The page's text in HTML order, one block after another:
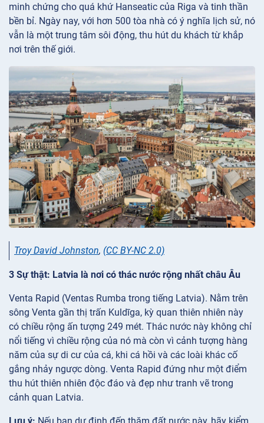
minh chứng cho quá khứ Hanseatic của Riga và tinh thần
bền bỉ. Ngày nay, với hơn 500 tòa nhà có ý nghĩa lịch sử, nó
vẫn là một trung tâm sôi động, thu hút du khách từ khắp
nơi trên thế giới.
Troy David Johnston, (CC BY-NC 2.0)
3 Sự thật: Latvia là nơi có thác nước rộng nhất châu Âu
Venta Rapid (Ventas Rumba trong tiếng Latvia). Nằm trên
sông Venta gần thị trấn Kuldīga, kỳ quan thiên nhiên này
có chiều rộng ấn tượng 249 mét. Thác nước này không chỉ
nổi tiếng vì chiều rộng của nó mà còn vì cảnh tượng hàng
năm của sự di cư của cá, khi cá hồi và các loài khác cố
gắng nhảy ngược dòng. Venta Rapid đứng như một điểm
thu hút thiên nhiên độc đáo và đẹp như tranh vẽ trong
cảnh quan Latvia.